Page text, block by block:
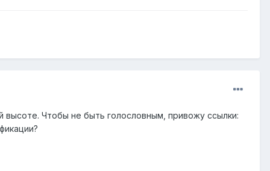
Чтобы не быть голословным, привожу ссылки: